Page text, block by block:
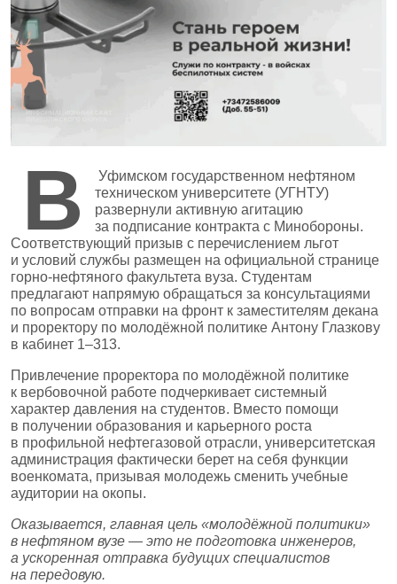
В
Уфимском государственном нефтяном
техническом университете (УГНТУ)
развернули активную агитацию
за подписание контракта с Минобороны.
Соответствующий призыв с перечислением льгот
и условий службы размещен на официальной странице
горно‑нефтяного факультета вуза. Студентам
предлагают напрямую обращаться за консультациями
по вопросам отправки на фронт к заместителям декана
и проректору по молодёжной политике Антону Глазкову
в кабинет 1–313.
Привлечение проректора по молодёжной политике
к вербовочной работе подчеркивает системный
характер давления на студентов. Вместо помощи
в получении образования и карьерного роста
в профильной нефтегазовой отрасли, университетская
администрация фактически берет на себя функции
военкомата, призывая молодежь сменить учебные
аудитории на окопы.
Оказывается, главная цель «молодёжной политики»
в нефтяном вузе — это не подготовка инженеров,
а ускоренная отправка будущих специалистов
на передовую.